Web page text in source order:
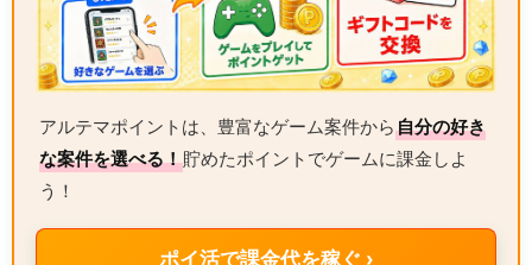
アルテマポイントは、豊富なゲーム案件から自分の好き
な案件を選べる！貯めたポイントでゲームに課金しよ
う！
ポイ活で課金代を稼ぐ ›